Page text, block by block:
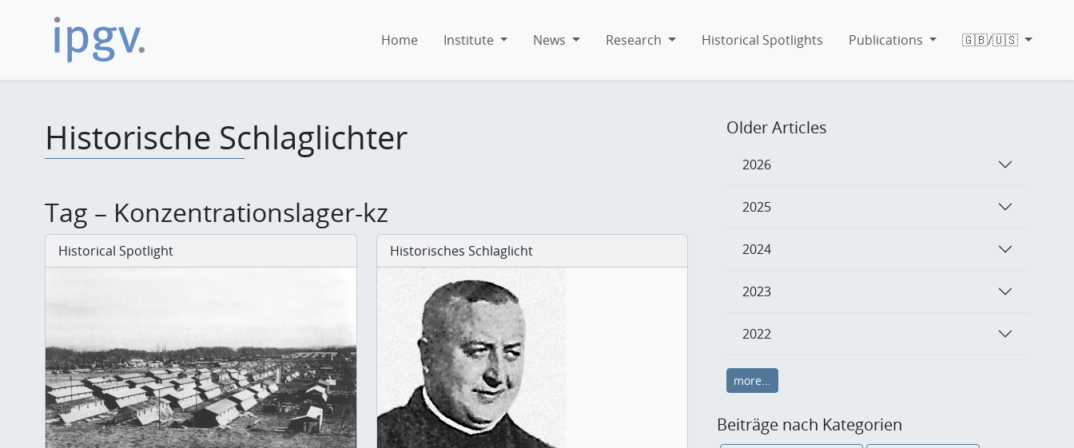
Home Institute News Research Historical Spotlights Publications 🇬🇧/🇺🇸
Historische Schlaglichter
Tag – Konzentrationslager-kz
Historical Spotlight Historisches Schlaglicht
Older Articles
2026
2025
2024
2023
2022
more...
Beiträge nach Kategorien